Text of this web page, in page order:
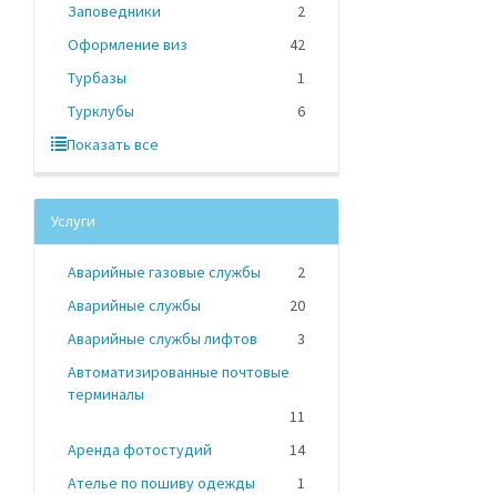
Заповедники
2
Оформление виз
42
Турбазы
1
Турклубы
6
Показать все
Услуги
Аварийные газовые службы
2
Аварийные службы
20
Аварийные службы лифтов
3
Автоматизированные почтовые
терминалы
11
Аренда фотостудий
14
Ателье по пошиву одежды
1